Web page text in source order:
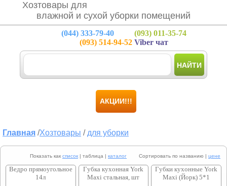
Хозтовары для
влажной и сухой уборки помещений
(044) 333-79-40 (093) 011-35-74
(093) 514-94-52Viber чат
НАЙТИ
АКЦИИ!!!
Главная /Хозтовары / для уборки
Показать как список | таблица | каталог Сортировать по названию | цене
Ведро прямоугольное
14л
Губка кухонная York
Maxi стальная, шт
Губки кухонные York
Maxi (Йорк) 5*1